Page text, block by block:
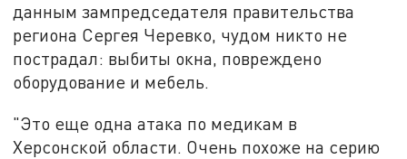
данным зампредседателя правительства
региона Сергея Черевко, чудом никто не
пострадал: выбиты окна, повреждено
оборудование и мебель.
"Это еще одна атака по медикам в
Херсонской области. Очень похоже на серию